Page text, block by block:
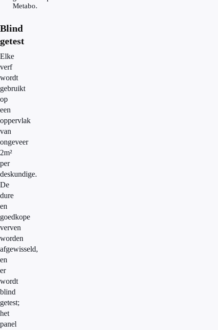
Metabo.
Blind
getest
Elke
verf
wordt
gebruikt
op
een
oppervlak
van
ongeveer
2m²
per
deskundige.
De
dure
en
goedkope
verven
worden
afgewisseld,
en
er
wordt
blind
getest;
het
panel